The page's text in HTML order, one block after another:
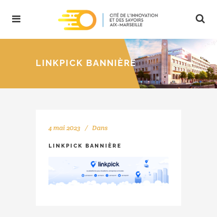
LINKPICK BANNIÈRE
4 mai 2023 Dans
LINKPICK BANNIÈRE